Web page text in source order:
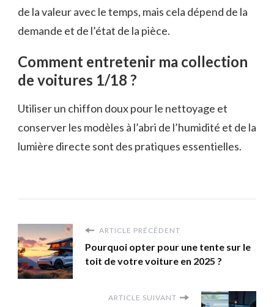
de la valeur avec le temps, mais cela dépend de la
demande et de l’état de la pièce.
Comment entretenir ma collection
de voitures 1/18 ?
Utiliser un chiffon doux pour le nettoyage et
conserver les modèles à l’abri de l’humidité et de la
lumière directe sont des pratiques essentielles.
ARTICLE PRÉCÉDENT
Pourquoi opter pour une tente sur le
toit de votre voiture en 2025 ?
ARTICLE SUIVANT